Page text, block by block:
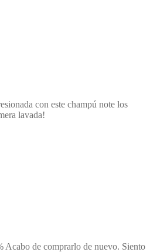
con este champú note los
lavada!
Acabo de comprarlo de nuevo. Siento